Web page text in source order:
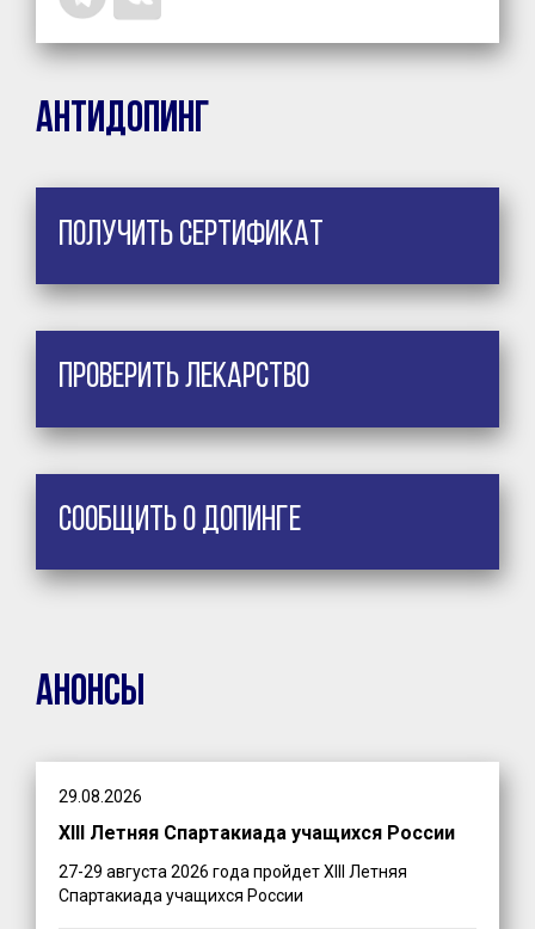
Антидопинг
Получить сертификат
Проверить лекарство
Сообщить о допинге
Анонсы
29.08.2026
XIII Летняя Спартакиада учащихся России
27-29 августа 2026 года пройдет XIII Летняя
Спартакиада учащихся России